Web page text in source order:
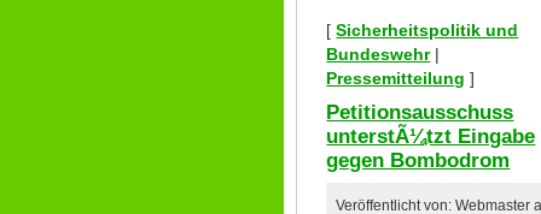
[Sicherheitspolitik und
Bundeswehr|
Pressemitteilung ]
Petitionsausschuss
unterstÃ¼tzt Eingabe
gegen Bombodrom
Veröffentlicht von: Webmaster